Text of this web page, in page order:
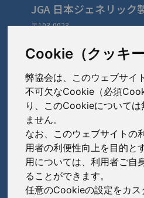
Cookie（クッキ
弊協会は、このウェブサイ
不可欠なCookie（必須
り、このCookieについては
ません。
なお、このウェブサイトの
用者の利便性向上を目的と
用については、利用者ご自
ることができます。
任意のCookieの設定をカス
JGA 日本ジェネリック
〒103-0023
TEL: 03-3279-1890 / FAX: 03-3241-
会員会社（あ〜さ）
あゆみ製薬株式会社
岩城製薬株式会社
大蔵製薬株式会社
キョーリンリメディオ
会員会社（た〜は）
大興製薬株式会社
ダイト株式会社
高田製薬株式会社
会員会社 （ま〜わ）
陽進堂ホールディング
賛助会員会社